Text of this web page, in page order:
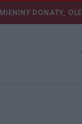
IMIENINY DONATY,